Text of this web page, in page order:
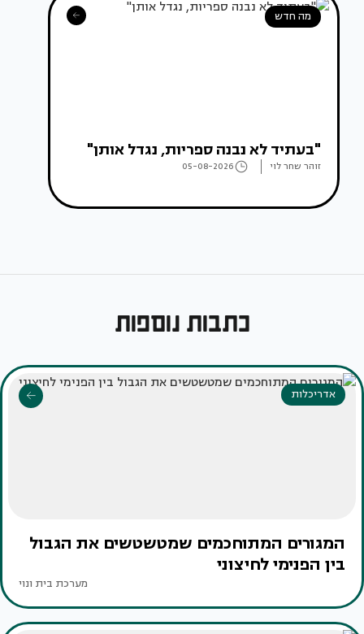
מה חדש
"בעתיד לא נבנה ספריות, נגדל אותן"
זוהר שחר לוי 05-08-2026
כתבות נוספות
אדריכלות
המגורים המתוחכמים שמטשטשים את הגבול
בין הפנימי לחיצוני
מערכת בית ונוי